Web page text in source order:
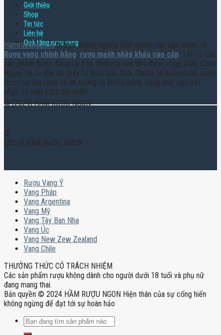
Giới thiệu
Shop
Tin tức
Liên hệ
Quà tặng rượu vang
Hamruoungon.vnlà một doanh nghiệp kinh doanh các sản phẩm về
Rượu vang chính hãng, rượu mạnh nhập khẩu cao cấp . Tất cả các
sản phẩm được đăng tải trên Website này đều được nhập khẩu chính
ngạch và có đầy đủ giấy tờ theo luật định. Chúng tôi luôn mong muốn
được sự lựa chọn và tin tưởng từ khách hàng, cũng như cam kết
phục vụ một cách tốt nhất!
© [2024] HẦM RƯỢU NGON
©
[2024] HẦM RƯỢU NGON
Rượu Vang Ý
Vang Pháp
Vang Argentina
Vang Mỹ
Vang Tây Ban Nha
Vang Úc
Vang New Zew Zealand
Vang Chile
THƯỞNG THỨC CÓ TRÁCH NHIỆM
Các sản phẩm rượu không dành cho người dưới 18 tuổi và phụ nữ
đang mang thai.
Bản quyền © 2024 HẦM RƯỢU NGON Hiện thân của sự cống hiến
không ngừng để đạt tới sự hoàn hảo
Tìm
kiếm: